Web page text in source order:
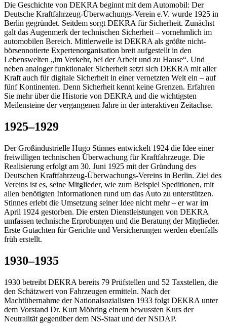
Die Geschichte von DEKRA beginnt mit dem Automobil: Der
Deutsche Kraftfahrzeug-Überwachungs-Verein e.V. wurde 1925 in
Berlin gegründet. Seitdem sorgt DEKRA für Sicherheit. Zunächst
galt das Augenmerk der technischen Sicherheit – vornehmlich im
automobilen Bereich. Mittlerweile ist DEKRA als größte nicht-
börsennotierte Expertenorganisation breit aufgestellt in den
Lebenswelten „im Verkehr, bei der Arbeit und zu Hause“. Und
neben analoger funktionaler Sicherheit setzt sich DEKRA mit aller
Kraft auch für digitale Sicherheit in einer vernetzten Welt ein – auf
fünf Kontinenten. Denn Sicherheit kennt keine Grenzen. Erfahren
Sie mehr über die Historie von DEKRA und die wichtigsten
Meilensteine der vergangenen Jahre in der interaktiven Zeitachse.
1925–1929
Der Großindustrielle Hugo Stinnes entwickelt 1924 die Idee einer
freiwilligen technischen Überwachung für Kraftfahrzeuge. Die
Realisierung erfolgt am 30. Juni 1925 mit der Gründung des
Deutschen Kraftfahrzeug-Überwachungs-Vereins in Berlin. Ziel des
Vereins ist es, seine Mitglieder, wie zum Beispiel Speditionen, mit
allen benötigten Informationen rund um das Auto zu unterstützen.
Stinnes erlebt die Umsetzung seiner Idee nicht mehr – er war im
April 1924 gestorben. Die ersten Dienstleistungen von DEKRA
umfassen technische Erprobungen und die Beratung der Mitglieder.
Erste Gutachten für Gerichte und Versicherungen werden ebenfalls
früh erstellt.
1930–1935
1930 betreibt DEKRA bereits 79 Prüfstellen und 52 Taxstellen, die
den Schätzwert von Fahrzeugen ermitteln. Nach der
Machtübernahme der Nationalsozialisten 1933 folgt DEKRA unter
dem Vorstand Dr. Kurt Möhring einem bewussten Kurs der
Neutralität gegenüber dem NS-Staat und der NSDAP.